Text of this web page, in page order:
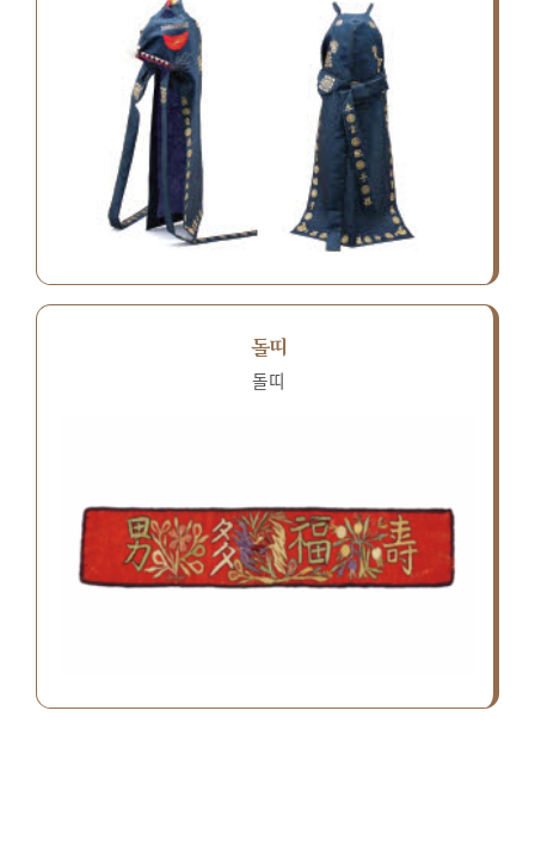
돌띠
돌띠